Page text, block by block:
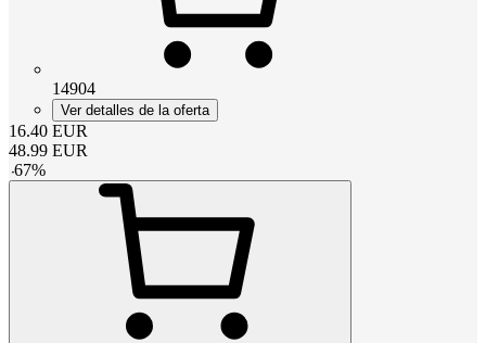
14904
Ver detalles de la oferta
16.40 EUR
48.99 EUR
-67%